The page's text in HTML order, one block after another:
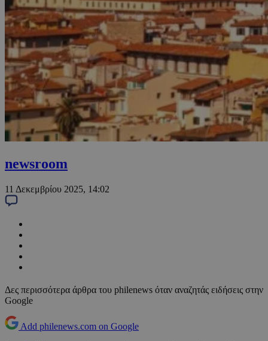
newsroom
11 Δεκεμβρίου 2025, 14:02
Δες περισσότερα άρθρα του philenews όταν αναζητάς ειδήσεις στην
Google
Add philenews.com on Google